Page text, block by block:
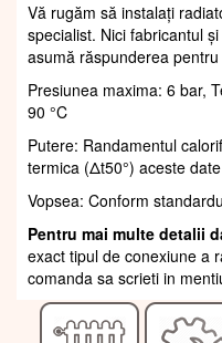
Vă rugăm să instalați
specialist. Nici fabricantul
asumă răspunderea
Presiunea maxima: 6 bar,
90 °C
Putere: Randamentul
termica (Δt50°) aceste
Vopsea: Conform
Pentru mai multe detalii
exact tipul de conexiune a
comanda sa scrieti in